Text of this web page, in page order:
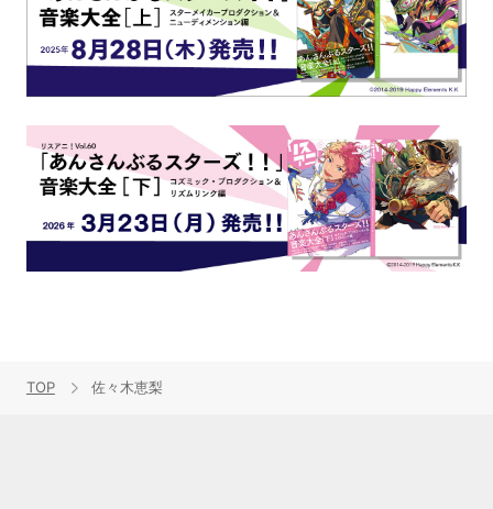
TOP 佐々木恵梨